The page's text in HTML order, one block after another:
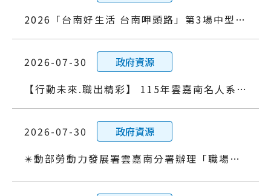
2026「台南好生活 台南呷頭路」第3場中型徵才 活動
2026-07-30
政府資源
【行動未來.職出精彩】 115年雲嘉南名人系列講座
2026-07-30
政府資源
✴️動部勞動力發展署雲嘉南分署辦理「職場世代共學與適應力體驗」活動✴️